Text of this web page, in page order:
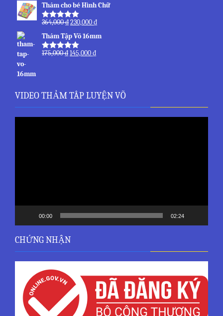
sao
Thảm cho bé Hình Chữ
Được xếp
sao
364,000₫230,000₫
Thảm Tập Võ 16mm
Được xếp
175,000₫145,000₫
VIDEO THẢM TÂP LUYỆN VÕ
00:00 02:24
CHỨNG NHẬN